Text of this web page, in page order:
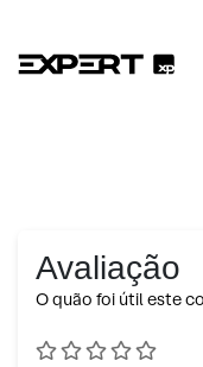
Avaliação
O quão foi útil este